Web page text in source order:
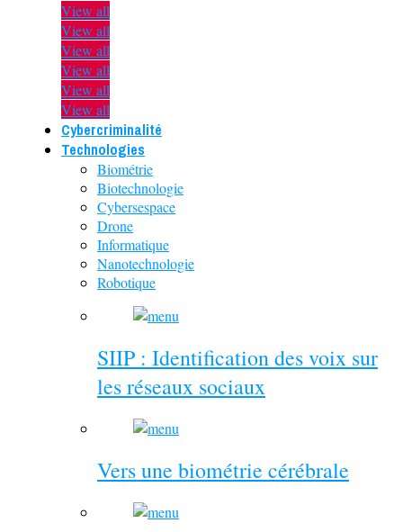
View all
View all
View all
View all
View all
View all
Cybercriminalité
Technologies
Biométrie
Biotechnologie
Cybersespace
Drone
Informatique
Nanotechnologie
Robotique
SIIP : Identification des voix sur
les réseaux sociaux
Vers une biométrie cérébrale